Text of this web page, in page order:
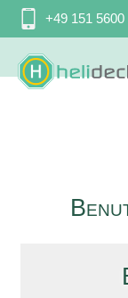
Navigation
überspringen
+49 151 5600